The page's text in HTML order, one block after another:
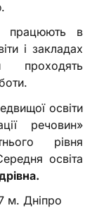
працюють в
і закладах
проходять
освіти
речовин»
рівня
освіта
м. Дніпро